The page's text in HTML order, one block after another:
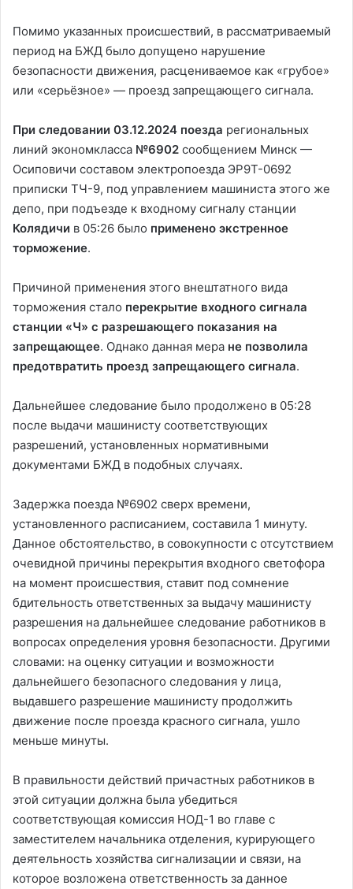
Помимо указанных происшествий, в рассматриваемый
период на БЖД было допущено нарушение
безопасности движения, расцениваемое как «грубое»
или «серьёзное» — проезд запрещающего сигнала.
При следовании 03.12.2024 поезда региональных
линий экономкласса №6902 сообщением Минск —
Осиповичи составом электропоезда ЭР9Т-0692
приписки ТЧ-9, под управлением машиниста этого же
депо, при подъезде к входному сигналу станции
Колядичи в 05:26 было применено экстренное
торможение.
Причиной применения этого внештатного вида
торможения стало перекрытие входного сигнала
станции «Ч» с разрешающего показания на
запрещающее. Однако данная мера не позволила
предотвратить проезд запрещающего сигнала.
Дальнейшее следование было продолжено в 05:28
после выдачи машинисту соответствующих
разрешений, установленных нормативными
документами БЖД в подобных случаях.
Задержка поезда №6902 сверх времени,
установленного расписанием, составила 1 минуту.
Данное обстоятельство, в совокупности с отсутствием
очевидной причины перекрытия входного светофора
на момент происшествия, ставит под сомнение
бдительность ответственных за выдачу машинисту
разрешения на дальнейшее следование работников в
вопросах определения уровня безопасности. Другими
словами: на оценку ситуации и возможности
дальнейшего безопасного следования у лица,
выдавшего разрешение машинисту продолжить
движение после проезда красного сигнала, ушло
меньше минуты.
В правильности действий причастных работников в
этой ситуации должна была убедиться
соответствующая комиссия НОД-1 во главе с
заместителем начальника отделения, курирующего
деятельность хозяйства сигнализации и связи, на
которое возложена ответственность за данное